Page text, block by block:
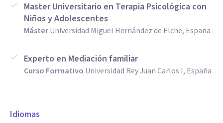
Master Universitario en Terapia Psicológica con
Niños y Adolescentes
MásterUniversidad Miguel Hernández de Elche, España
Experto en Mediación familiar
Curso Formativo Universidad Rey Juan Carlos I, España
Idiomas